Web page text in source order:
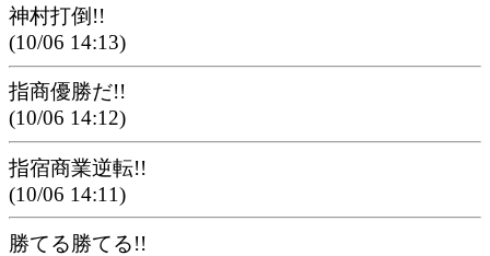
神村打倒!!
(10/06 14:13)
指商優勝だ!!
(10/06 14:12)
指宿商業逆転!!
(10/06 14:11)
勝てる勝てる!!